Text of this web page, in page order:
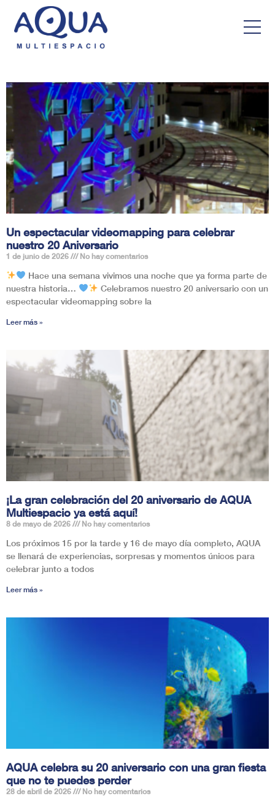
Un espectacular videomapping para celebrar
nuestro 20 Aniversario
1 de junio de 2026 No hay comentarios
Hace una semana vivimos una noche que ya forma parte de
nuestra historia…
Celebramos nuestro 20 aniversario con un
espectacular videomapping sobre la
Leer más »
¡La gran celebración del 20 aniversario de AQUA
Multiespacio ya está aquí!
8 de mayo de 2026 No hay comentarios
Los próximos 15 por la tarde y 16 de mayo día completo, AQUA
se llenará de experiencias, sorpresas y momentos únicos para
celebrar junto a todos
Leer más »
AQUA celebra su 20 aniversario con una gran fiesta
que no te puedes perder
28 de abril de 2026 No hay comentarios